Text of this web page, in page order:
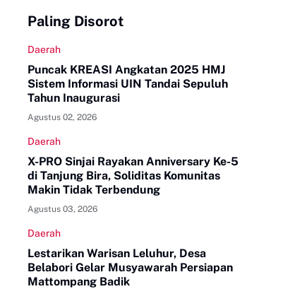
Paling Disorot
Daerah
Puncak KREASI Angkatan 2025 HMJ
Sistem Informasi UIN Tandai Sepuluh
Tahun Inaugurasi
Agustus 02, 2026
Daerah
X-PRO Sinjai Rayakan Anniversary Ke-5
di Tanjung Bira, Soliditas Komunitas
Makin Tidak Terbendung
Agustus 03, 2026
Daerah
Lestarikan Warisan Leluhur, Desa
Belabori Gelar Musyawarah Persiapan
Mattompang Badik